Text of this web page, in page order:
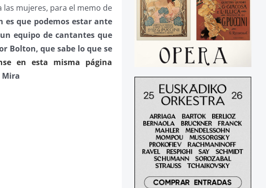
las mujeres, para el memo de
es que podemos estar ante
equipo de cantantes que
Bolton, que sabe lo que se
en esta misma página
Mira